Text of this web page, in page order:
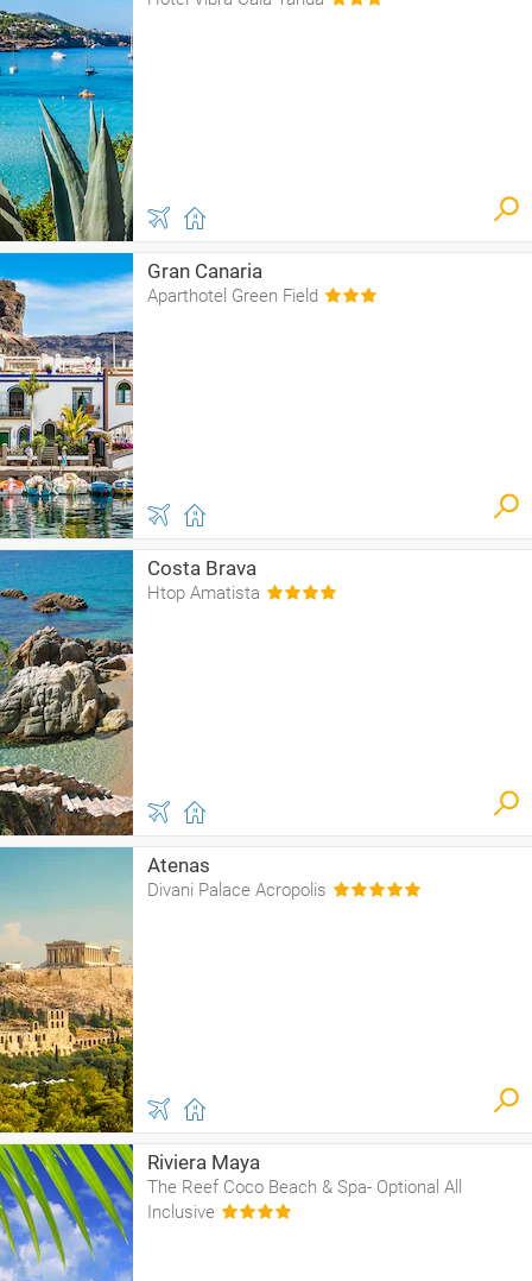
Gran Canaria
Aparthotel Green Field
Costa Brava
Htop Amatista
Atenas
Divani Palace Acropolis
Riviera Maya
The Reef Coco Beach & Spa- Optional All
Inclusive